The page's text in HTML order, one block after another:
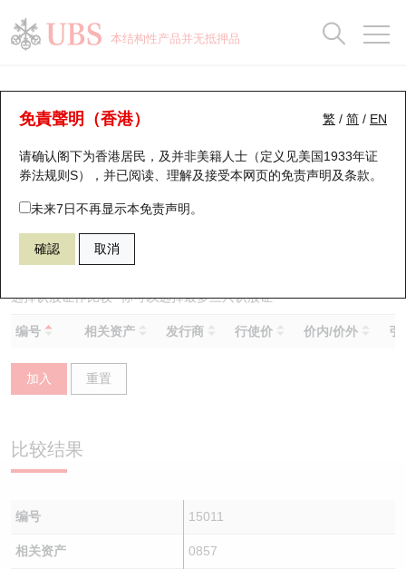
本结构性产品并无抵押品
繁 / 简 / EN
免責聲明（香港）
请确认阁下为香港居民，及并非美籍人士（定义见美国1933年证
券法规则S），并已阅读、理解及接受本网页的免责声明及条款。
未来7日不再显示本免责声明。
確認 取消
认股证分析仪
表现 街货统计 比较
15011 瑞银认购 0857 中国石油股份
选择认股证作比较*你可以选择最多三只认股证
编号 相关资产 发行商 行使价 价内/价外 引
加入 重置
比较结果
编号 15011
相关资产 0857
瑞银认股证一览
新发行瑞银认股证
即将到期认股证
认股证到期结算价查找
认股证分析仪
认股证速算机
引伸波幅比较图
认股证文件及公告
认股证文件及公告 (瑞信)
街货统计
比较
牛熊全景快搜
牛熊证搜寻
牛熊证街货分布图
正股牛熊证列表
新发行瑞银牛熊证
已收回牛熊证剩余价值
即将到期牛熊证
牛熊证分析仪
牛熊证速算机
街货统计
比较
十大升幅/跌幅
十大认股证成交分布
十天股证占大市成交
资金流
街货统计
三十大平均引伸波幅
正股分析仪
二十大活跃股份
恒指成份股
国指成份股
科指成份股
相关资产沽空
业绩及经济日历
AH 股价对照
即市板块表现
持股比重
显示所有持股比重
每月轮证大市专题
轮证专栏
讲座及教育短片
认股证投资者教育
牛熊证投资者教育
认股证牛熊证常问问题